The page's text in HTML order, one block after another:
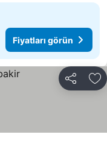
Fiyatları görün
Paylaş